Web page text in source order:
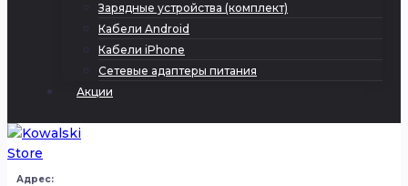
Зарядные устройства (комплект)
Кабели Android
Кабели iPhone
Сетевые адаптеры питания
Акции
Адрес: